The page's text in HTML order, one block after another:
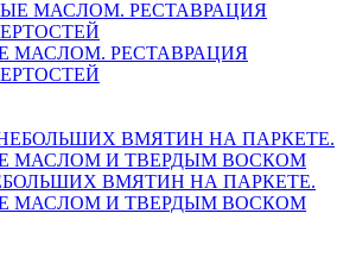
МАСЛОМ. РЕСТАВРАЦИЯ
ВМЯТИН НА ПАРКЕТЕ.
МАСЛОМ И ТВЕРДЫМ ВОСКОМ